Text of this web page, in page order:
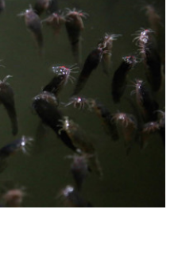
Europa
Altrecose
Mondiali calcio 2026